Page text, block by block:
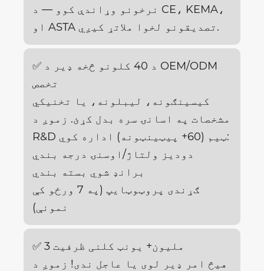
نرخونو وړاندې کوو — د CE، KEMA،
او ASTA تصدیقونو لخوا ملاتړ کیږي.
✅ د 40 کلونو څخه ډیر د OEM/ODM
تخصص
کیسینګونه، لیبلونه، یا تخنیکي
مشخصات په اسانۍ سره بدل کړئ. زموږ د
R&D ټیم (60+ پیټینټونه) اداره کوي:
دودیز ولتاژ/اوسنۍ درجه بندي
برانډ شوي بسته بندي
ګړندی پروټوټایپ (په 7 ورځو کې
نمونې)
✅ 3 ملیون+ یونټ کلنی ظرفیت
هیڅ امر ډیر لوی یا عاجل ندی! زموږ د